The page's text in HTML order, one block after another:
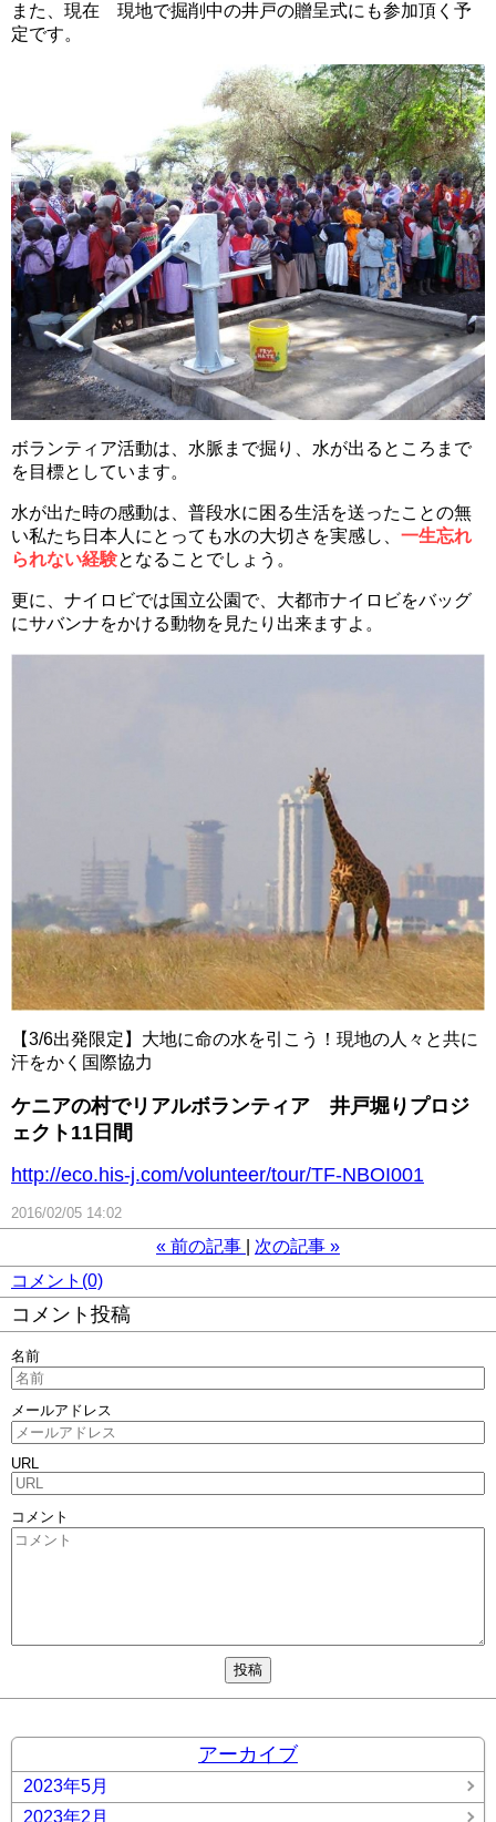
また、現在 現地で掘削中の井戸の贈呈式にも参加頂く予
定です。
ボランティア活動は、水脈まで掘り、水が出るところまで
を目標としています。
水が出た時の感動は、普段水に困る生活を送ったことの無
い私たち日本人にとっても水の大切さを実感し、 一生忘れ
られない経験となることでしょう。
更に、ナイロビでは国立公園で、大都市ナイロビをバッグ
にサバンナをかける動物を見たり出来ますよ。
【3/6出発限定】大地に命の水を引こう！現地の人々と共に
汗をかく国際協力
ケニアの村でリアルボランティア 井戸堀りプロジ
ェクト11日間
http://eco.his-j.com/volunteer/tour/TF-NBOI001
2016/02/05 14:02
« 前の記事 次の記事 »
コメント(0)
コメント投稿
名前
メールアドレス
URL
コメント
アーカイブ
2023年5月
2023年2月